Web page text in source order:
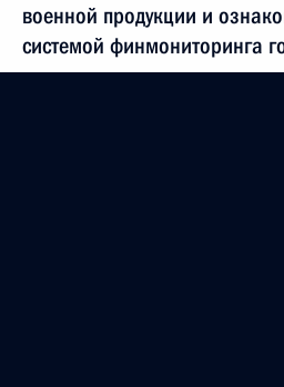
военной продукции и
системой финмониторинга